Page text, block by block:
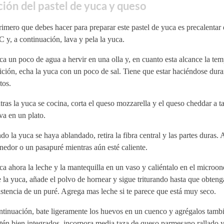
del pastel de yuca y queso
que debes hacer para preparar este pastel de yuca es precalentar
y, a continuación, lava y pela la yuca.
un poco de agua a hervir en una olla y, en cuanto esta alcance la
echa la yuca con un poco de sal. Tiene que estar haciéndose
la yuca se cocina, corta el queso mozzarella y el queso cheddar a
en un plato.
la yuca se haya ablandado, retira la fibra central y las partes duras.
o un pasapuré mientras aún esté caliente.
ahora la leche y la mantequilla en un vaso y caliéntalo en el
la yuca, añade el polvo de hornear y sigue triturando hasta que
de un puré. Agrega mas leche si te parece que está muy seco.
bate ligeramente los huevos en un cuenco y agrégalos